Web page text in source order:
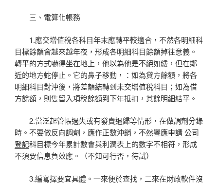
三、電算化帳務
1.應交增值稅各科目年末應轉平較適合，不然各明細科
目標餘額會越來越年夜，形成各明細科目餘額掉往意義。
轉平的方式嚇得坐在地上，他以為他是不絕如縷，但在鄰
近的地方蛇停止。它的鼻子移動，：如為貸方餘額，將各
明細科目對沖後，將差額結轉到未交增值稅科目；如為借
方餘額，則隻留入項稅餘額到下年抵扣，其餘明細結平。
2.當泛起管帳過失或有發賣退歸等情形，在做調劑分錄
時。不要做反向調劑，應作正數沖銷，不然響應申請 公司
登記科目標今年累計數會與利潤表上的數字不相符，形成
不須要信息負效應。（不知可行否，待試）
3.編寫擇要宜具體。一來便於查找，二來在財政軟件沒